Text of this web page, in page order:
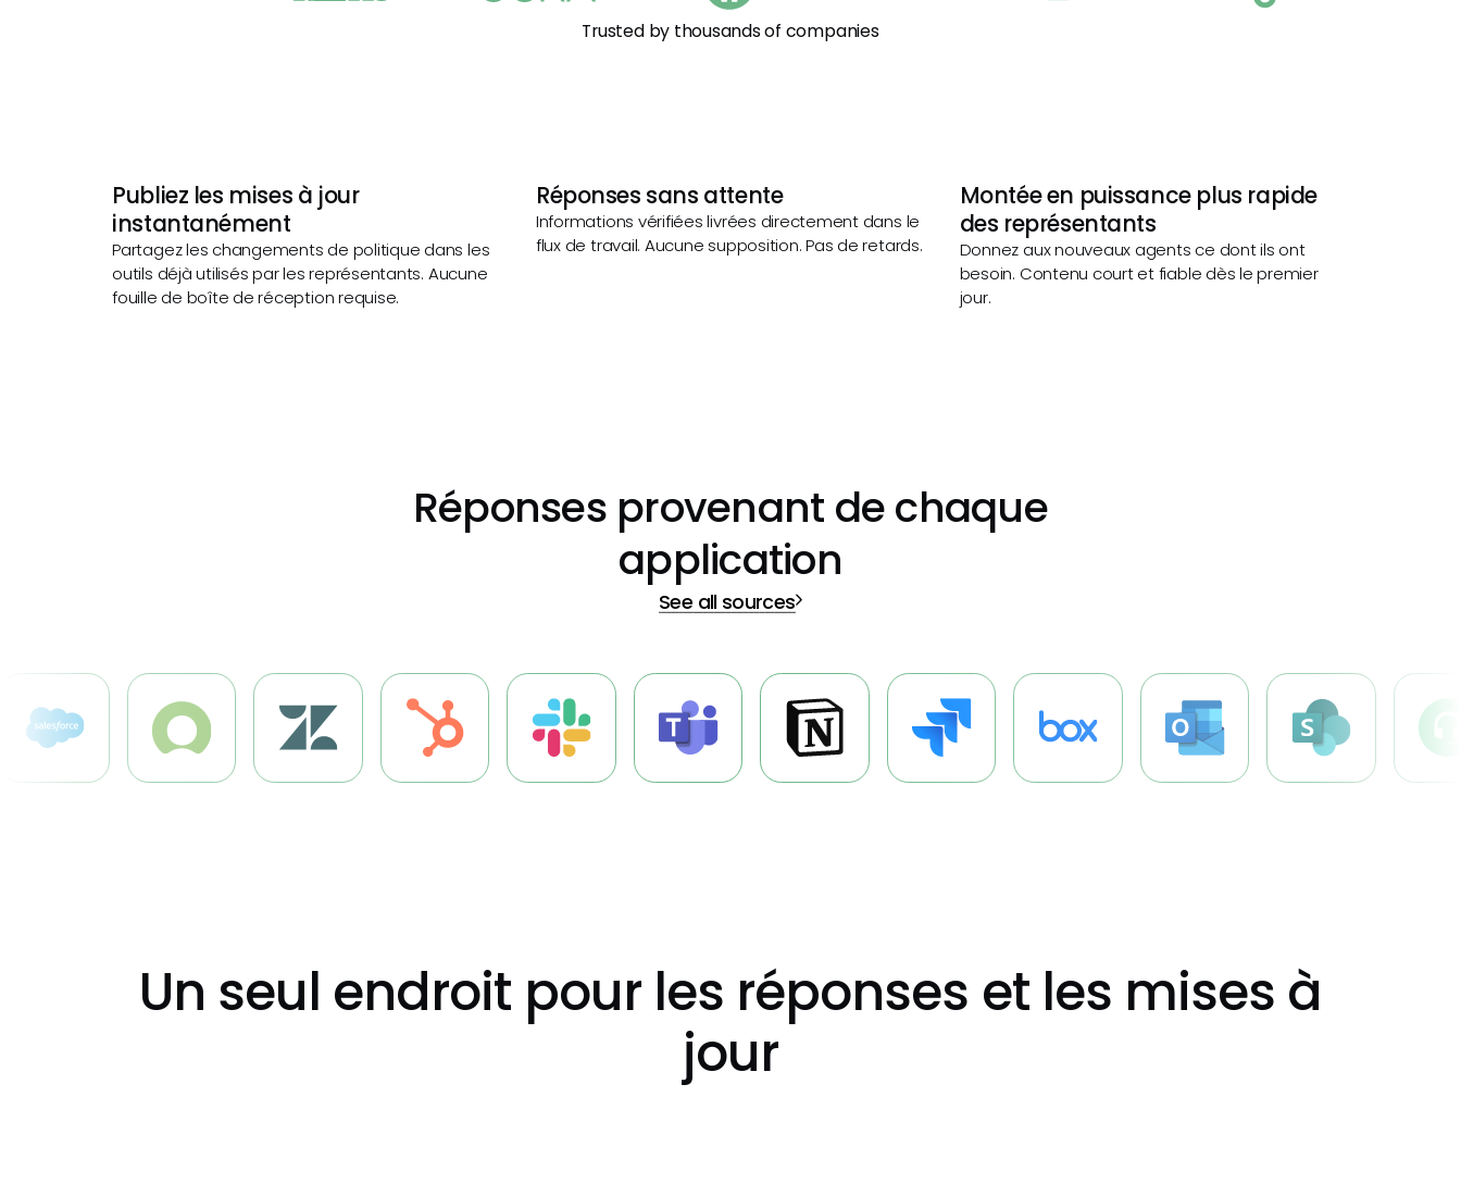
Trusted by thousands of companies
Publiez les mises à jour
instantanément
Partagez les changements de politique dans les
outils déjà utilisés par les représentants. Aucune
fouille de boîte de réception requise.
Réponses sans attente
Informations vérifiées livrées directement dans le
flux de travail. Aucune supposition. Pas de retards.
Montée en puissance plus rapide
des représentants
Donnez aux nouveaux agents ce dont ils ont
besoin. Contenu court et fiable dès le premier
jour.
Réponses provenant de chaque
application
See all sources
Un seul endroit pour les réponses et les mises à
jour